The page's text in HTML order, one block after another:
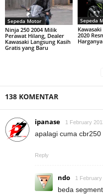
Sepeda Motor
Ninja 250 2004 Milik
Perawat Hilang, Dealer
Kawasaki Langsung Kasih
Gratis yang Baru
Sepeda
2020
138 KOMENTAR
ipanase 1 February
apalagi cuma cbr250
Reply
ndo 1 February
beda